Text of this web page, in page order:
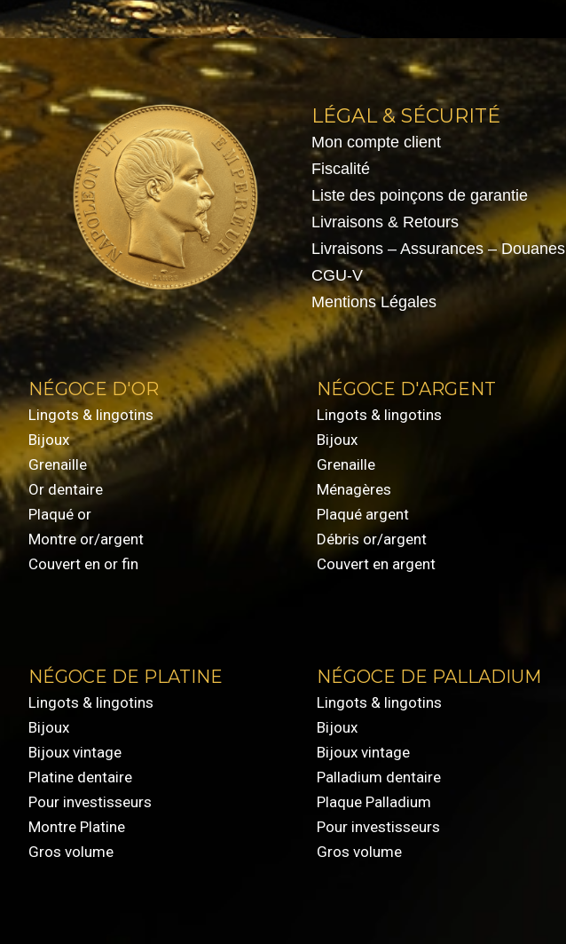
LÉGAL & SÉCURITÉ
Mon compte client
Fiscalité
Liste des poinçons de garantie
Livraisons & Retours
Livraisons – Assurances – Douanes
CGU-V
Mentions Légales
NÉGOCE D'OR
Lingots & lingotins
Bijoux
Grenaille
Or dentaire
Plaqué or
Montre or/argent
Couvert en or fin
NÉGOCE D'ARGENT
Lingots & lingotins
Bijoux
Grenaille
Ménagères
Plaqué argent
Débris or/argent
Couvert en argent
NÉGOCE DE PLATINE
Lingots & lingotins
Bijoux
Bijoux vintage
Platine dentaire
Pour investisseurs
Montre Platine
Gros volume
NÉGOCE DE PALLADIUM
Lingots & lingotins
Bijoux
Bijoux vintage
Palladium dentaire
Plaque Palladium
Pour investisseurs
Gros volume